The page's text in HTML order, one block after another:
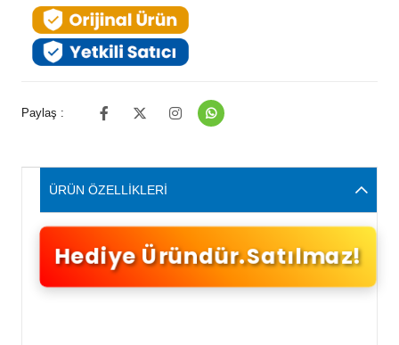
Paylaş :
ÜRÜN ÖZELLIKLERI
Hediye Üründür.Satılmaz!